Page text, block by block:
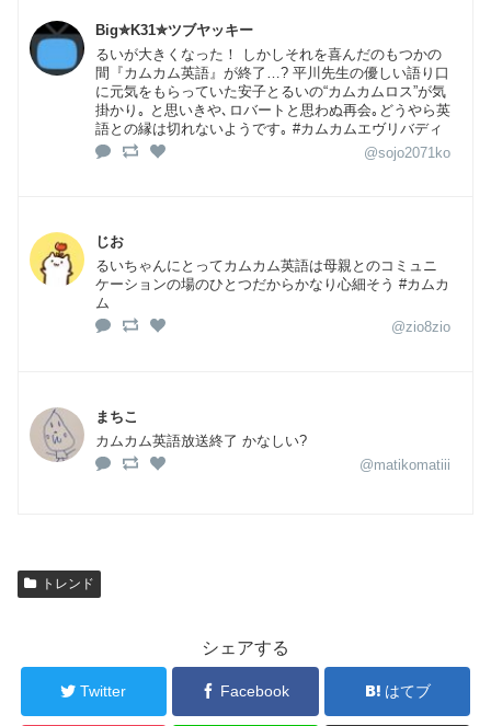
Big✮K31✮ツブヤッキー
るいが大きくなった！ しかしそれを喜んだのもつかの
間『カムカム英語』が終了…? 平川先生の優しい語り口
に元気をもらっていた安子とるいの“カムカムロス”が気
掛かり｡ と思いきや､ロバートと思わぬ再会｡どうやら英
語との縁は切れないようです｡ #カムカムエヴリバディ
@sojo2071ko
じお
るいちゃんにとってカムカム英語は母親とのコミュニ
ケーションの場のひとつだからかなり心細そう #カムカ
ム
@zio8zio
まちこ
カムカム英語放送終了 かなしい?
@matikomatiii
トレンド
シェアする
Twitter Facebook はてブ